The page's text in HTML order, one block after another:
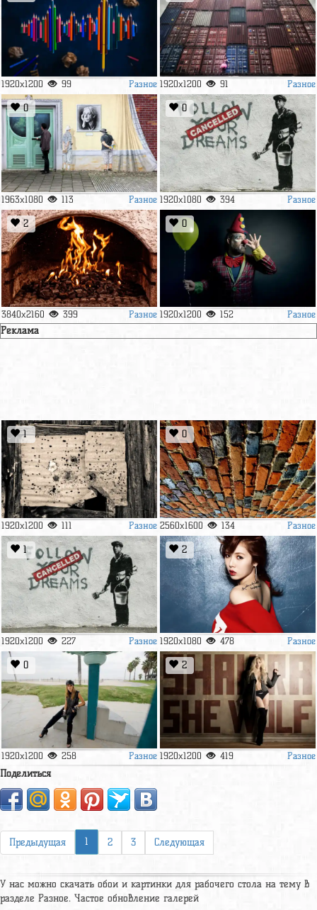
1920x1200 99 Разное 1920x1200 91 Разное
0
1963x1080 113 Разное
0
1920x1080 394 Разное
2
3840x2160 399 Разное
0
1920x1200 152 Разное
Реклама
1
1920x1200 111 Разное
0
2560x1600 134 Разное
1
1920x1200 227 Разное
2
1920x1080 478 Разное
0
1920x1200 258 Разное
2
1920x1200 419 Разное
Поделиться
Предыдущая 1 2 3 Следующая
У нас можно скачать обои и картинки для рабочего стола на тему в
разделе Разное. Частое обновление галерей